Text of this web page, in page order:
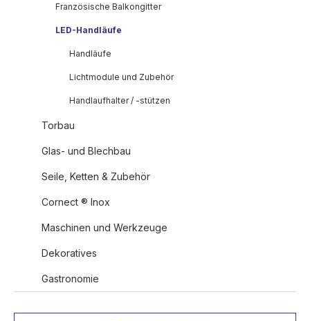
Französische Balkongitter
LED-Handläufe
Handläufe
Lichtmodule und Zubehör
Handlaufhalter / -stützen
Torbau
Glas- und Blechbau
Seile, Ketten & Zubehör
Cornect ® Inox
Maschinen und Werkzeuge
Dekoratives
Gastronomie